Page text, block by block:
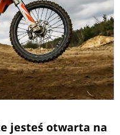
jesteś otwarta na